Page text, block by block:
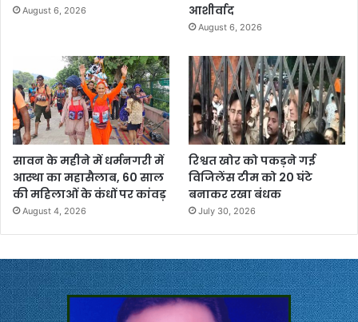
August 6, 2026
आशीर्वाद
August 6, 2026
सावन के महीने में धर्मनगरी में
आस्था का महासैलाब, 60 साल
की महिलाओं के कंधों पर कांवड़
August 4, 2026
रिश्वत खोर को पकड़ने गई
विजिलेंस टीम को 20 घंटे
बनाकर रखा बंधक
July 30, 2026